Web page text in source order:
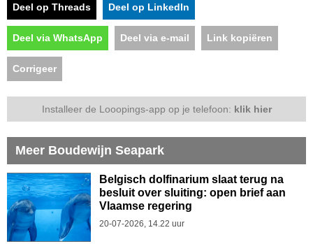
Deel op Threads Deel op LinkedIn
Deel via WhatsApp Deel via e-mail Link kopiëren
Corrigeer
Installeer de Looopings-app op je telefoon: klik hier
Meer Boudewijn Seapark
Belgisch dolfinarium slaat terug na
besluit over sluiting: open brief aan
Vlaamse regering
20-07-2026, 14.22 uur